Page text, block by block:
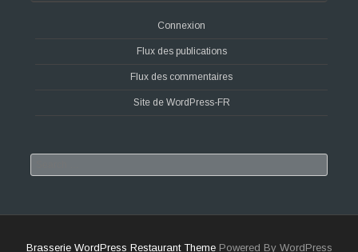
Connexion
Flux des publications
Flux des commentaires
Site de WordPress-FR
Brasserie WordPress Restaurant ThemePowered By WordPress